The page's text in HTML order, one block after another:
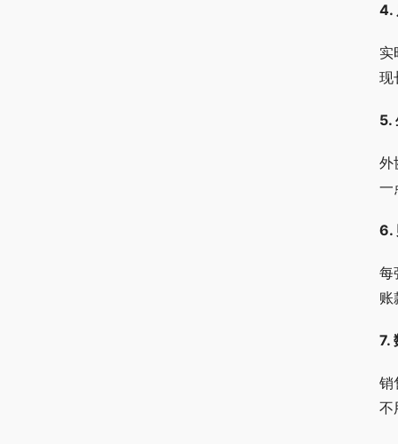
4.
实
现
5.
外
一
6.
每
账
7.
销
不